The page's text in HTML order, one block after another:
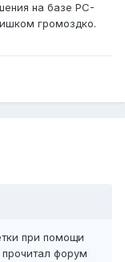
на базе PC-
громоздко.
при помощи
форум